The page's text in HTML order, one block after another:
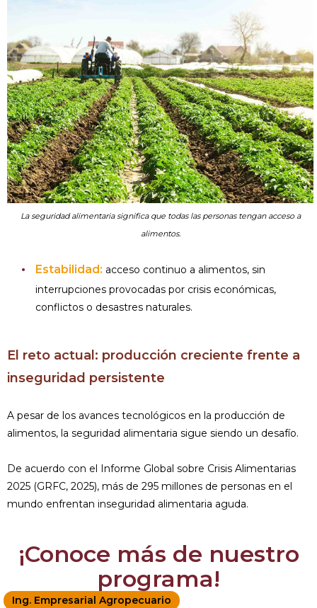
La seguridad alimentaria significa que todas las personas tengan acceso a
alimentos.
Estabilidad: acceso continuo a alimentos, sin
interrupciones provocadas por crisis económicas,
conflictos o desastres naturales.
El reto actual: producción creciente frente a
inseguridad persistente
A pesar de los avances tecnológicos en la producción de
alimentos, la seguridad alimentaria sigue siendo un desafío.
De acuerdo con el Informe Global sobre Crisis Alimentarias
2025 (GRFC, 2025), más de 295 millones de personas en el
mundo enfrentan inseguridad alimentaria aguda.
¡Conoce más de nuestro
programa!
Ing. Empresarial Agropecuario